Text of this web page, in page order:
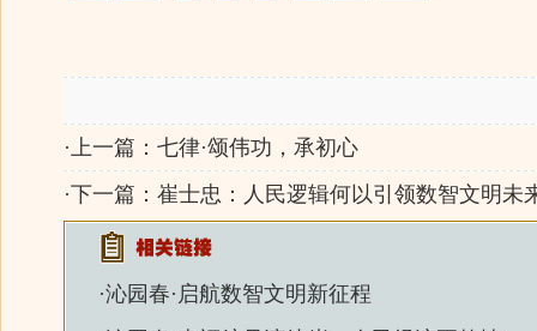
·上一篇： 七律·颂伟功，承初心
·下一篇： 崔士忠：人民逻辑何以引领数智文明未
·沁园春·启航数智文明新征程